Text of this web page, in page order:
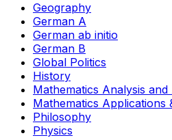
Geography
German A
German ab initio
German B
Global Politics
History
Mathematics Analysis
Mathematics Applications
Philosophy
Physics